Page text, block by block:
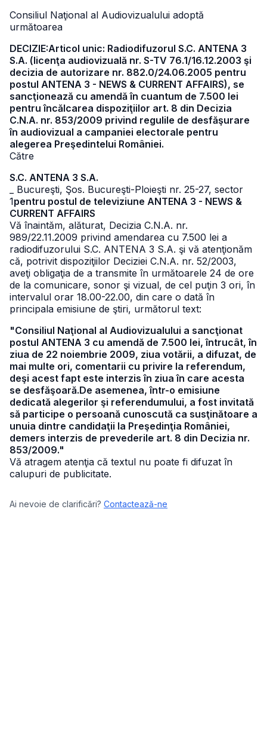
Consiliul Naţional al Audiovizualului adoptă
următoarea
DECIZIE:Articol unic: Radiodifuzorul S.C. ANTENA 3
S.A. (licenţa audiovizuală nr. S-TV 76.1/16.12.2003 şi
decizia de autorizare nr. 882.0/24.06.2005 pentru
postul ANTENA 3 - NEWS & CURRENT AFFAIRS), se
sancţionează cu amendă în cuantum de 7.500 lei
pentru încălcarea dispoziţiilor art. 8 din Decizia
C.N.A. nr. 853/2009 privind regulile de desfăşurare
în audiovizual a campaniei electorale pentru
alegerea Preşedintelui României.
Către
S.C. ANTENA 3 S.A.
_ Bucureşti, Şos. Bucureşti-Ploieşti nr. 25-27, sector
1pentru postul de televiziune ANTENA 3 - NEWS &
CURRENT AFFAIRS
Vă înaintăm, alăturat, Decizia C.N.A. nr.
989/22.11.2009 privind amendarea cu 7.500 lei a
radiodifuzorului S.C. ANTENA 3 S.A. şi vă atenţionăm
că, potrivit dispoziţiilor Deciziei C.N.A. nr. 52/2003,
aveţi obligaţia de a transmite în următoarele 24 de ore
de la comunicare, sonor şi vizual, de cel puţin 3 ori, în
intervalul orar 18.00-22.00, din care o dată în
principala emisiune de ştiri, următorul text:
"Consiliul Naţional al Audiovizualului a sancţionat
postul ANTENA 3 cu amendă de 7.500 lei, întrucât, în
ziua de 22 noiembrie 2009, ziua votării, a difuzat, de
mai multe ori, comentarii cu privire la referendum,
deşi acest fapt este interzis în ziua în care acesta
se desfăşoară.De asemenea, într-o emisiune
dedicată alegerilor şi referendumului, a fost invitată
să participe o persoană cunoscută ca susţinătoare a
unuia dintre candidaţii la Preşedinţia României,
demers interzis de prevederile art. 8 din Decizia nr.
853/2009."
Vă atragem atenţia că textul nu poate fi difuzat în
calupuri de publicitate.
Ai nevoie de clarificări? Contactează-ne